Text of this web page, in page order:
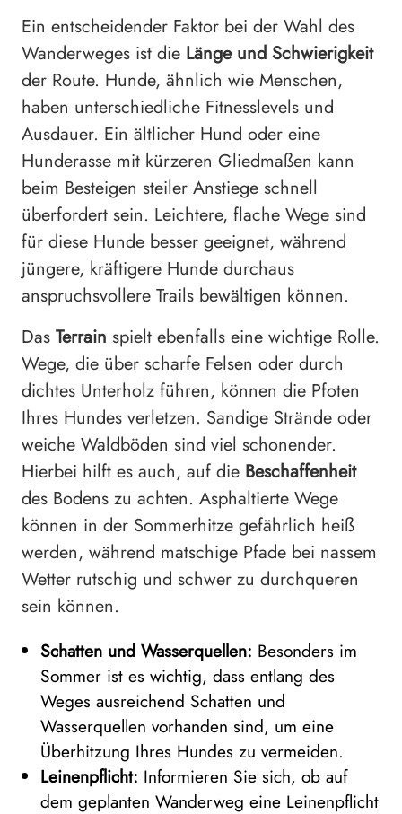
Ein entscheidender Faktor bei der Wahl des
Wanderweges ist die Länge und Schwierigkeit
der Route. Hunde, ähnlich wie Menschen,
haben unterschiedliche Fitnesslevels und
Ausdauer. Ein ältlicher Hund oder eine
Hunderasse mit kürzeren Gliedmaßen kann
beim Besteigen steiler Anstiege schnell
überfordert sein. Leichtere, flache Wege sind
für diese Hunde besser geeignet, während
jüngere, kräftigere Hunde durchaus
anspruchsvollere Trails bewältigen können.
Das Terrain spielt ebenfalls eine wichtige Rolle.
Wege, die über scharfe Felsen oder durch
dichtes Unterholz führen, können die Pfoten
Ihres Hundes verletzen. Sandige Strände oder
weiche Waldböden sind viel schonender.
Hierbei hilft es auch, auf die Beschaffenheit
des Bodens zu achten. Asphaltierte Wege
können in der Sommerhitze gefährlich heiß
werden, während matschige Pfade bei nassem
Wetter rutschig und schwer zu durchqueren
sein können.
Schatten und Wasserquellen: Besonders im
Sommer ist es wichtig, dass entlang des
Weges ausreichend Schatten und
Wasserquellen vorhanden sind, um eine
Überhitzung Ihres Hundes zu vermeiden.
Leinenpflicht: Informieren Sie sich, ob auf
dem geplanten Wanderweg eine Leinenpflicht